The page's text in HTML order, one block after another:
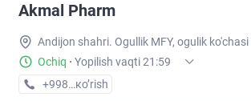
Akmal Pharm
Andijon shahri. Ogullik MFY, ogulik
Ochiq · Yopilish vaqti 21:59
+998 (91) XXX-XX-XX
кo’rish